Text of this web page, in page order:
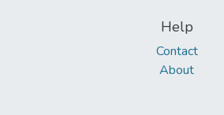
Help
Contact
About